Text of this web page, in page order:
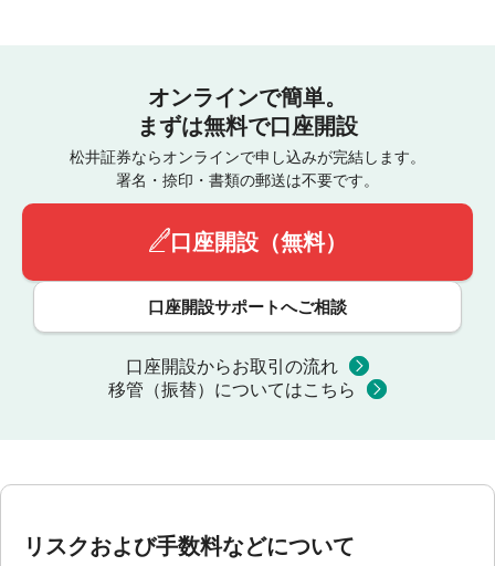
オンラインで簡単。
まずは無料で口座開設
松井証券ならオンラインで申し込みが完結します。
署名・捺印・書類の郵送は不要です。
口座開設（無料）
口座開設サポートへご相談
口座開設からお取引の流れ
移管（振替）についてはこちら
リスクおよび手数料などについて